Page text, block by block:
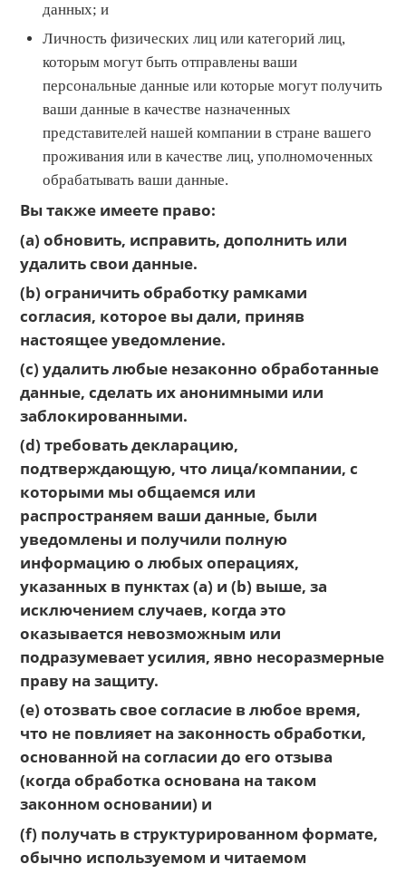
данных; и
Личность физических лиц или категорий лиц,
которым могут быть отправлены ваши
персональные данные или которые могут получить
ваши данные в качестве назначенных
представителей нашей компании в стране вашего
проживания или в качестве лиц, уполномоченных
обрабатывать ваши данные.
Вы также имеете право:
(a) обновить, исправить, дополнить или
удалить свои данные.
(b) ограничить обработку рамками
согласия, которое вы дали, приняв
настоящее уведомление.
(c) удалить любые незаконно обработанные
данные, сделать их анонимными или
заблокированными.
(d) требовать декларацию,
подтверждающую, что лица/компании, с
которыми мы общаемся или
распространяем ваши данные, были
уведомлены и получили полную
информацию о любых операциях,
указанных в пунктах (a) и (b) выше, за
исключением случаев, когда это
оказывается невозможным или
подразумевает усилия, явно несоразмерные
праву на защиту.
(e) отозвать свое согласие в любое время,
что не повлияет на законность обработки,
основанной на согласии до его отзыва
(когда обработка основана на таком
законном основании) и
(f) получать в структурированном формате,
обычно используемом и читаемом